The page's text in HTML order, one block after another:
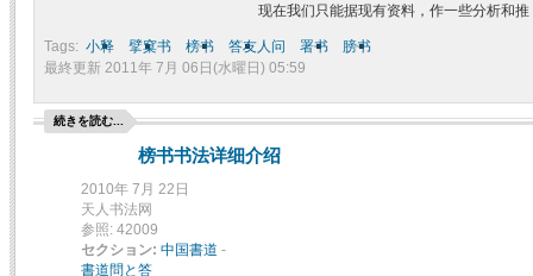
现在我们只能据现有资料，作一些分析和
Tags: 小释 擘窠书 榜书 答友人问 署书
膀书
最終更新 2011年 7月 06日(水曜日) 05:59
続きを読む...
榜书书法详细介绍
2010年 7月 22日
天人书法网
参照: 42009
セクション: 中国書道 -
書道問と答